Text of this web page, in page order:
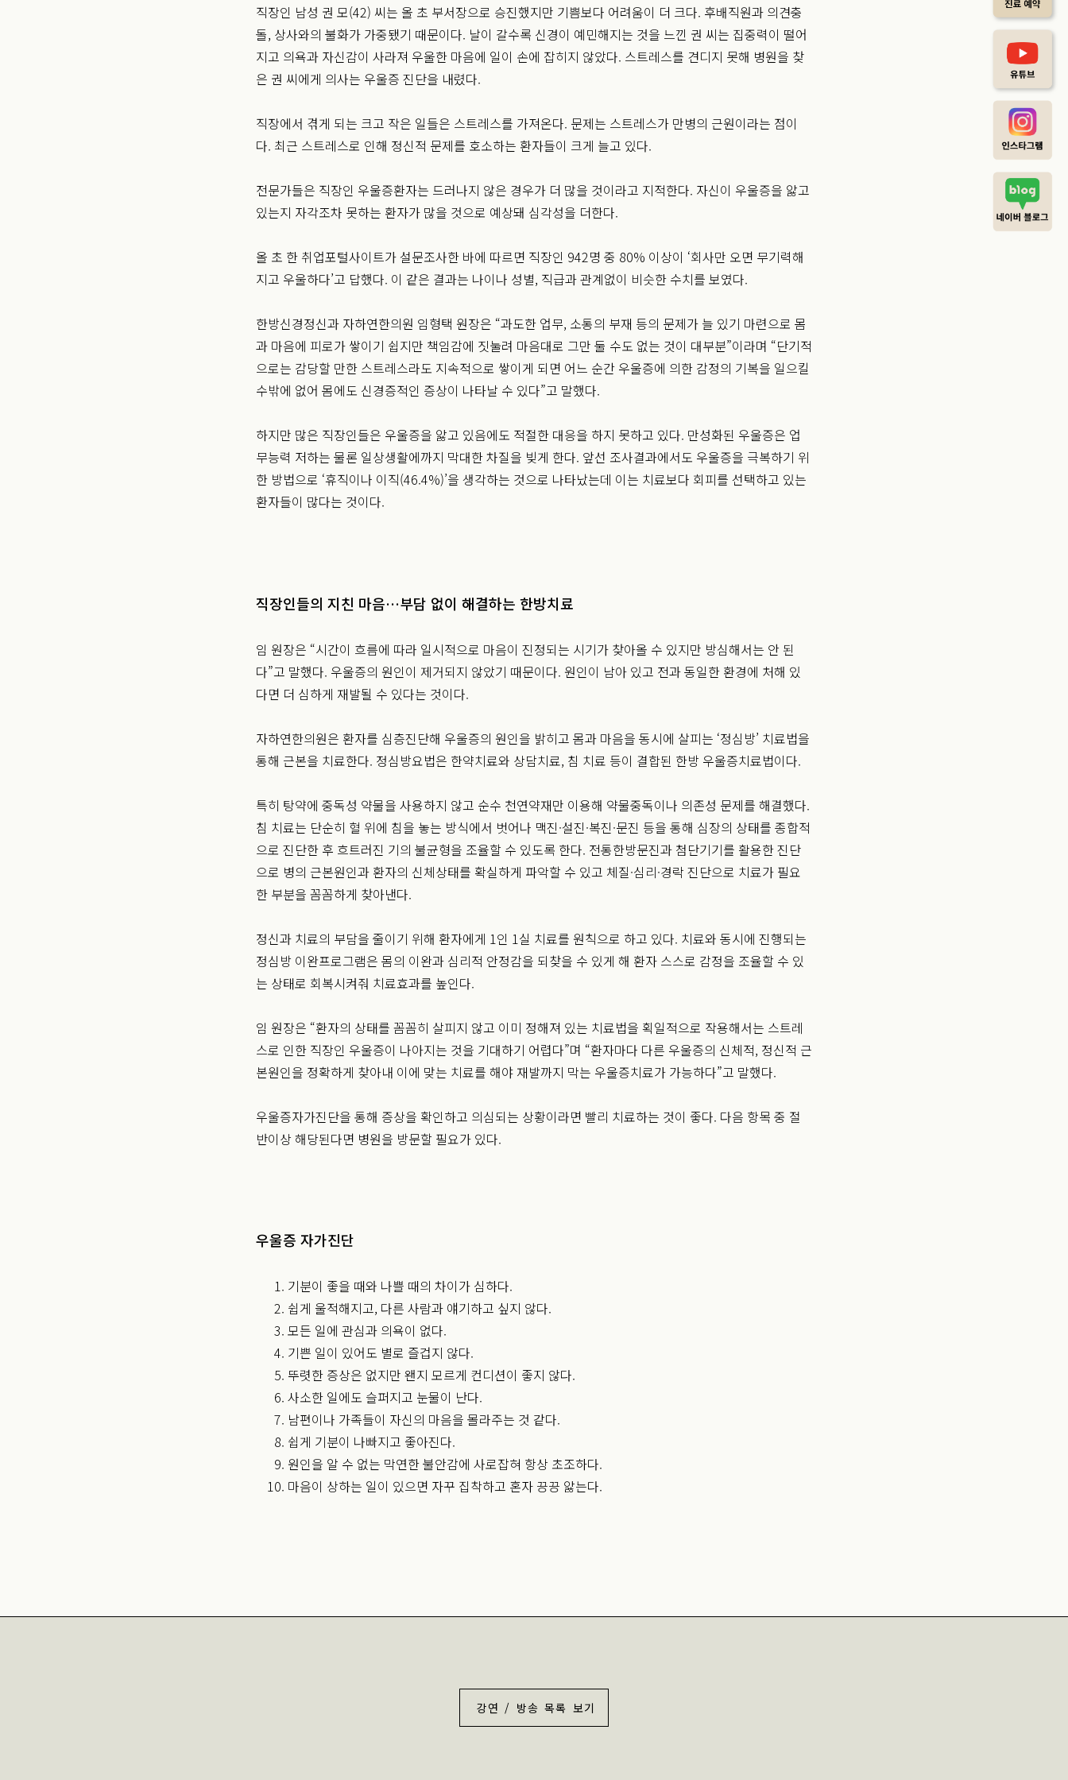
직장인 남성 권 모(42) 씨는 올 초 부서장으로 승진했지만 기쁨보다 어려움이 더 크다. 후배직원과 의견충
돌, 상사와의 불화가 가중됐기 때문이다. 날이 갈수록 신경이 예민해지는 것을 느낀 권 씨는 집중력이 떨어
지고 의욕과 자신감이 사라져 우울한 마음에 일이 손에 잡히지 않았다. 스트레스를 견디지 못해 병원을 찾
은 권 씨에게 의사는 우울증 진단을 내렸다.
직장에서 겪게 되는 크고 작은 일들은 스트레스를 가져온다. 문제는 스트레스가 만병의 근원이라는 점이
다. 최근 스트레스로 인해 정신적 문제를 호소하는 환자들이 크게 늘고 있다.
전문가들은 직장인 우울증환자는 드러나지 않은 경우가 더 많을 것이라고 지적한다. 자신이 우울증을 앓고
있는지 자각조차 못하는 환자가 많을 것으로 예상돼 심각성을 더한다.
올 초 한 취업포털사이트가 설문조사한 바에 따르면 직장인 942명 중 80% 이상이 ‘회사만 오면 무기력해
지고 우울하다’고 답했다. 이 같은 결과는 나이나 성별, 직급과 관계없이 비슷한 수치를 보였다.
한방신경정신과 자하연한의원 임형택 원장은 “과도한 업무, 소통의 부재 등의 문제가 늘 있기 마련으로 몸
과 마음에 피로가 쌓이기 쉽지만 책임감에 짓눌려 마음대로 그만 둘 수도 없는 것이 대부분”이라며 “단기적
으로는 감당할 만한 스트레스라도 지속적으로 쌓이게 되면 어느 순간 우울증에 의한 감정의 기복을 일으킬
수밖에 없어 몸에도 신경증적인 증상이 나타날 수 있다”고 말했다.
하지만 많은 직장인들은 우울증을 앓고 있음에도 적절한 대응을 하지 못하고 있다. 만성화된 우울증은 업
무능력 저하는 물론 일상생활에까지 막대한 차질을 빚게 한다. 앞선 조사결과에서도 우울증을 극복하기 위
한 방법으로 ‘휴직이나 이직(46.4%)’을 생각하는 것으로 나타났는데 이는 치료보다 회피를 선택하고 있는
환자들이 많다는 것이다.
직장인들의 지친 마음…부담 없이 해결하는 한방치료
임 원장은 “시간이 흐름에 따라 일시적으로 마음이 진정되는 시기가 찾아올 수 있지만 방심해서는 안 된
다”고 말했다. 우울증의 원인이 제거되지 않았기 때문이다. 원인이 남아 있고 전과 동일한 환경에 처해 있
다면 더 심하게 재발될 수 있다는 것이다.
자하연한의원은 환자를 심층진단해 우울증의 원인을 밝히고 몸과 마음을 동시에 살피는 ‘정심방’ 치료법을
통해 근본을 치료한다. 정심방요법은 한약치료와 상담치료, 침 치료 등이 결합된 한방 우울증치료법이다.
특히 탕약에 중독성 약물을 사용하지 않고 순수 천연약재만 이용해 약물중독이나 의존성 문제를 해결했다.
침 치료는 단순히 혈 위에 침을 놓는 방식에서 벗어나 맥진·설진·복진·문진 등을 통해 심장의 상태를 종합적
으로 진단한 후 흐트러진 기의 불균형을 조율할 수 있도록 한다. 전통한방문진과 첨단기기를 활용한 진단
으로 병의 근본원인과 환자의 신체상태를 확실하게 파악할 수 있고 체질·심리·경락 진단으로 치료가 필요
한 부분을 꼼꼼하게 찾아낸다.
정신과 치료의 부담을 줄이기 위해 환자에게 1인 1실 치료를 원칙으로 하고 있다. 치료와 동시에 진행되는
정심방 이완프로그램은 몸의 이완과 심리적 안정감을 되찾을 수 있게 해 환자 스스로 감정을 조율할 수 있
는 상태로 회복시켜줘 치료효과를 높인다.
임 원장은 “환자의 상태를 꼼꼼히 살피지 않고 이미 정해져 있는 치료법을 획일적으로 작용해서는 스트레
스로 인한 직장인 우울증이 나아지는 것을 기대하기 어렵다”며 “환자마다 다른 우울증의 신체적, 정신적 근
본원인을 정확하게 찾아내 이에 맞는 치료를 해야 재발까지 막는 우울증치료가 가능하다”고 말했다.
우울증자가진단을 통해 증상을 확인하고 의심되는 상황이라면 빨리 치료하는 것이 좋다. 다음 항목 중 절
반이상 해당된다면 병원을 방문할 필요가 있다.
우울증 자가진단
기분이 좋을 때와 나쁠 때의 차이가 심하다.
쉽게 울적해지고, 다른 사람과 얘기하고 싶지 않다.
모든 일에 관심과 의욕이 없다.
기쁜 일이 있어도 별로 즐겁지 않다.
뚜렷한 증상은 없지만 왠지 모르게 컨디션이 좋지 않다.
사소한 일에도 슬퍼지고 눈물이 난다.
남편이나 가족들이 자신의 마음을 몰라주는 것 같다.
쉽게 기분이 나빠지고 좋아진다.
원인을 알 수 없는 막연한 불안감에 사로잡혀 항상 초조하다.
마음이 상하는 일이 있으면 자꾸 집착하고 혼자 끙끙 앓는다.
강연 / 방송 목록 보기